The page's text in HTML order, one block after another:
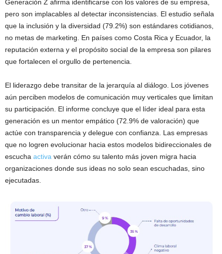
Generación Z afirma identificarse con los valores de su empresa,
pero son implacables al detectar inconsistencias. El estudio señala
que la inclusión y la diversidad (79.2%) son estándares cotidianos,
no metas de marketing. En países como Costa Rica y Ecuador, la
reputación externa y el propósito social de la empresa son pilares
que fortalecen el orgullo de pertenencia.
El liderazgo debe transitar de la jerarquía al diálogo. Los jóvenes
aún perciben modelos de comunicación muy verticales que limitan
su participación. El informe concluye que el líder ideal para esta
generación es un mentor empático (72.9% de valoración) que
actúe con transparencia y delegue con confianza. Las empresas
que no logren evolucionar hacia estos modelos bidireccionales de
escucha activa verán cómo su talento más joven migra hacia
organizaciones donde sus ideas no solo sean escuchadas, sino
ejecutadas.